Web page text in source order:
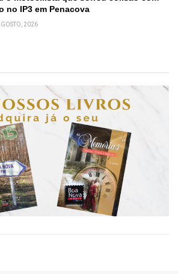
no IP3 em Penacova
2026